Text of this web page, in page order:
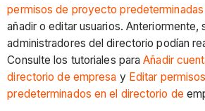
permisos de proyecto
añadir o editar usuarios. Anteriormente,
administradores del directorio podían
Consulte los tutoriales paraAñadir
directorio de empresa y Editar
predeterminados en el directorio de